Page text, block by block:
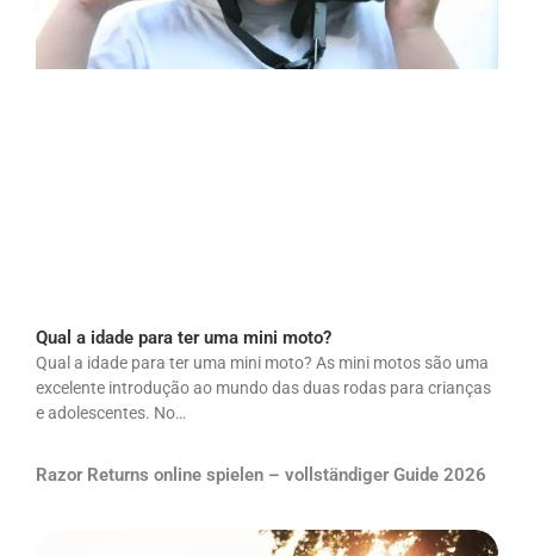
Qual a idade para ter uma mini moto?
Qual a idade para ter uma mini moto? As mini motos são uma
excelente introdução ao mundo das duas rodas para crianças
e adolescentes. No…
Razor Returns online spielen – vollständiger Guide 2026